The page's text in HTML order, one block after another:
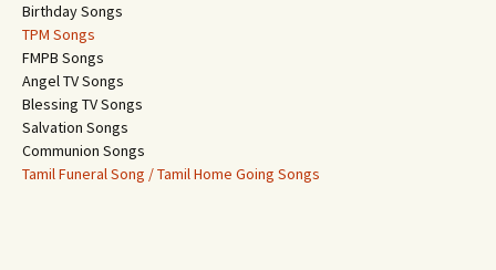
Birthday Songs
TPM Songs
FMPB Songs
Angel TV Songs
Blessing TV Songs
Salvation Songs
Communion Songs
Tamil Funeral Song / Tamil Home Going Songs